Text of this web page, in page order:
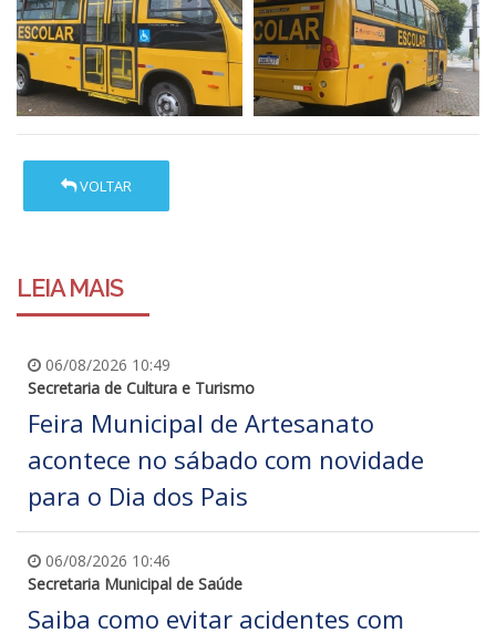
VOLTAR
LEIA MAIS
06/08/2026 10:49
Secretaria de Cultura e Turismo
Feira Municipal de Artesanato
acontece no sábado com novidade
para o Dia dos Pais
06/08/2026 10:46
Secretaria Municipal de Saúde
Saiba como evitar acidentes com